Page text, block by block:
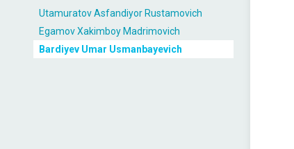
Utamuratov Asfandiyor Rustamovich
Egamov Xakimboy Madrimovich
Bardiyev Umar Usmanbayevich